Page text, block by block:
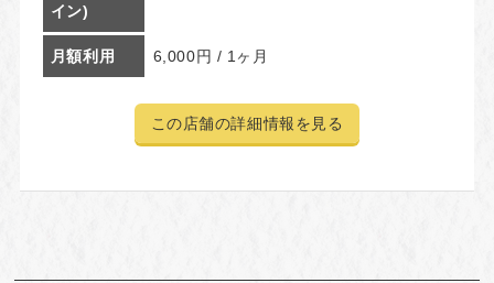
イン)
月額利用 6,000円 / 1ヶ月
この店舗の詳細情報を見る